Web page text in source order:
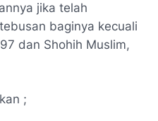
jika telah
baginya kecuali
dan Shohih Muslim,
;